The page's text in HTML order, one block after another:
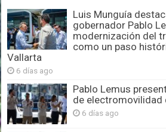
Luis Munguía
gobernador Pablo
modernización del
como un paso
Vallarta
6 días ago
Pablo Lemus
de electromovilidad
6 días ago